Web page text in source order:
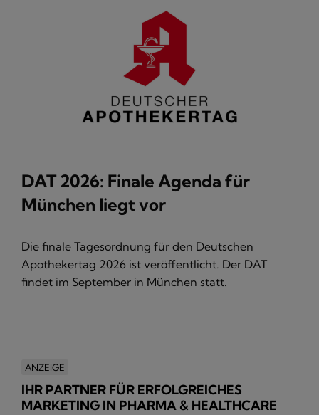
DAT 2026: Finale Agenda für
München liegt vor
Die finale Tagesordnung für den Deutschen
Apothekertag 2026 ist veröffentlicht. Der DAT
findet im September in München statt.
ANZEIGE
IHR PARTNER FÜR ERFOLGREICHES
MARKETING IN PHARMA & HEALTHCARE